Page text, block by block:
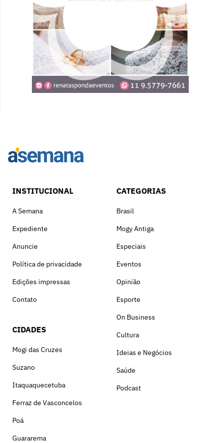
INSTITUCIONAL
A Semana
Expediente
Anuncie
Política de privacidade
Edições impressas
Contato
CIDADES
Mogi das Cruzes
Suzano
Itaquaquecetuba
Ferraz de Vasconcelos
Poá
Guararema
CATEGORIAS
Brasil
Mogy Antiga
Especiais
Eventos
Opinião
Esporte
On Business
Cultura
Ideias e Negócios
Saúde
Podcast